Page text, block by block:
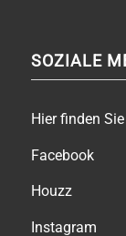
SOZIALE
Hier finden
Facebook
Houzz
Instagram